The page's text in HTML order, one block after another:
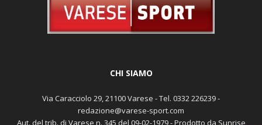
CHI SIAMO
Via Caracciolo 29, 21100 Varese - Tel. 0332 226239 -
redazione@varese-sport.com
Aut. del trib. di Varese n. 345 del 09-02-1979 - Prodotto da Sunrise